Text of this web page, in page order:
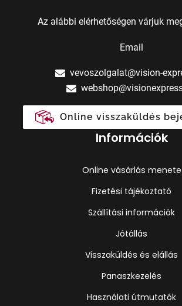
Az alábbi elérhetőségen várjuk
Email
vevoszolgalat@vision-
Online visszaküldés
Információk
Online vásárlás menete
Fizetési tájékoztató
Szállítási információk
Jótállás
Visszaküldés és elállás
Panaszkezelés
Használati útmutatók